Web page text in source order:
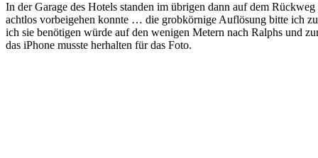
In der Garage des Hotels standen im übrigen dann auf dem
achtlos vorbeigehen konnte … die grobkörnige Auflösung bitte ich
ich sie benötigen würde auf den wenigen Metern nach Ralphs und
das iPhone musste herhalten für das Foto.